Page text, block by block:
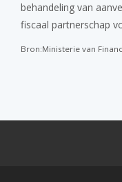
behandeling van
fiscaal partnerschap
Bron:Ministerie van